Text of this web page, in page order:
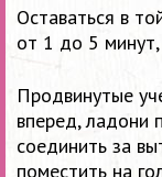
Оставаться в
от 1 до 5
Продвинутые
вперед, ладони
соединить за
поместить на